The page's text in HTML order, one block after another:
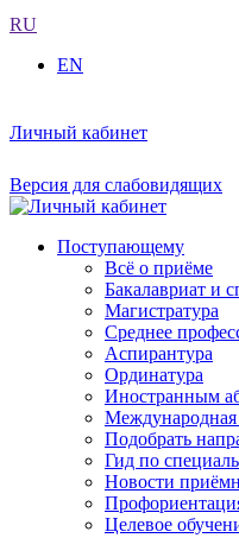
RU
EN
Личный кабинет
Версия для слабовидящих
Поступающему
Всё о приёме
Бакалавриат и
Магистратура
Среднее
Аспирантура
Ординатура
Иностранным
Подобрать
Гид по
Новости
Целевое